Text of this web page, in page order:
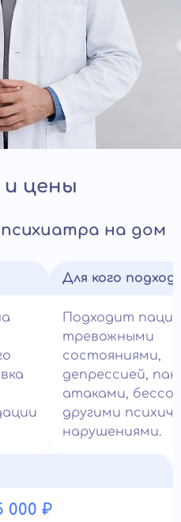
и цены
на дом
Для кого
Подходит
тревожными
состояниями,
депрессией,
атаками,
другими
нарушениями.
000 ₽